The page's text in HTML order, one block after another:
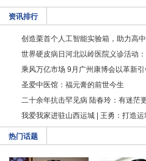
资讯排行
创造栗首个人工智能实验箱，助力高
世界硬皮病日河北以岭医院义诊活动
乘风万亿市场 9月广州康博会以革新
圣爱中医馆：福元膏的前世今生
二十余年抗击罕见病 陆春玲：有迷茫
我爱我家进驻山西运城 | 王勇：打造运
热门话题